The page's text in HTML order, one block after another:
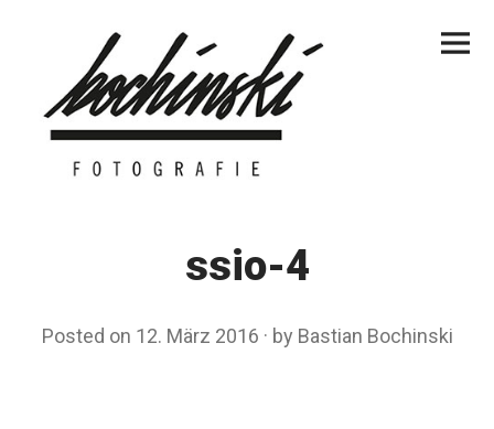
Menu
ssio-4
Posted on 12. März 2016 by Bastian Bochinski